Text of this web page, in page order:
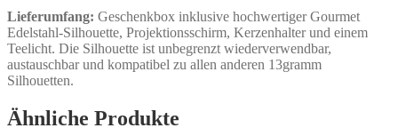
Lieferumfang: Geschenkbox inklusive hochwertiger Gourmet
Edelstahl-Silhouette, Projektionsschirm, Kerzenhalter und einem
Teelicht. Die Silhouette ist unbegrenzt wiederverwendbar,
austauschbar und kompatibel zu allen anderen 13gramm
Silhouetten.
Ähnliche Produkte